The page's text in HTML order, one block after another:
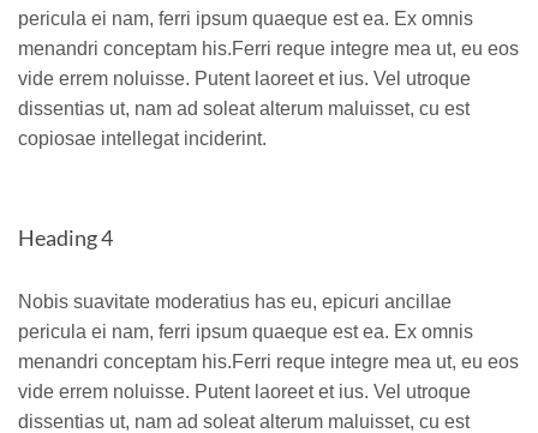
pericula ei nam, ferri ipsum quaeque est ea. Ex omnis
menandri conceptam his.Ferri reque integre mea ut, eu eos
vide errem noluisse. Putent laoreet et ius. Vel utroque
dissentias ut, nam ad soleat alterum maluisset, cu est
copiosae intellegat inciderint.
Heading 4
Nobis suavitate moderatius has eu, epicuri ancillae
pericula ei nam, ferri ipsum quaeque est ea. Ex omnis
menandri conceptam his.Ferri reque integre mea ut, eu eos
vide errem noluisse. Putent laoreet et ius. Vel utroque
dissentias ut, nam ad soleat alterum maluisset, cu est